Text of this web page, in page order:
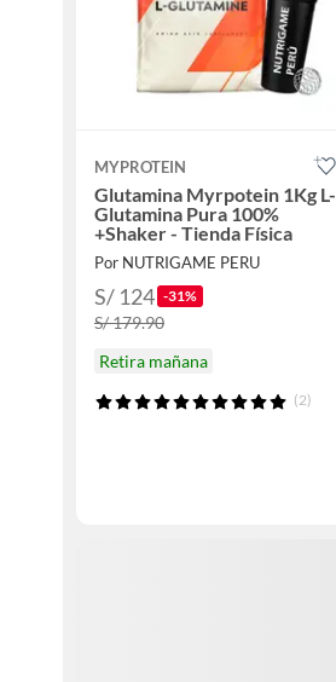
MYPROTEIN
Glutamina Myrpotein 1Kg L-
Glutamina Pura 100%
+Shaker - Tienda Física
Por NUTRIGAME PERU
S/ 124 -31%
S/ 179.90
Retira mañana
(2)